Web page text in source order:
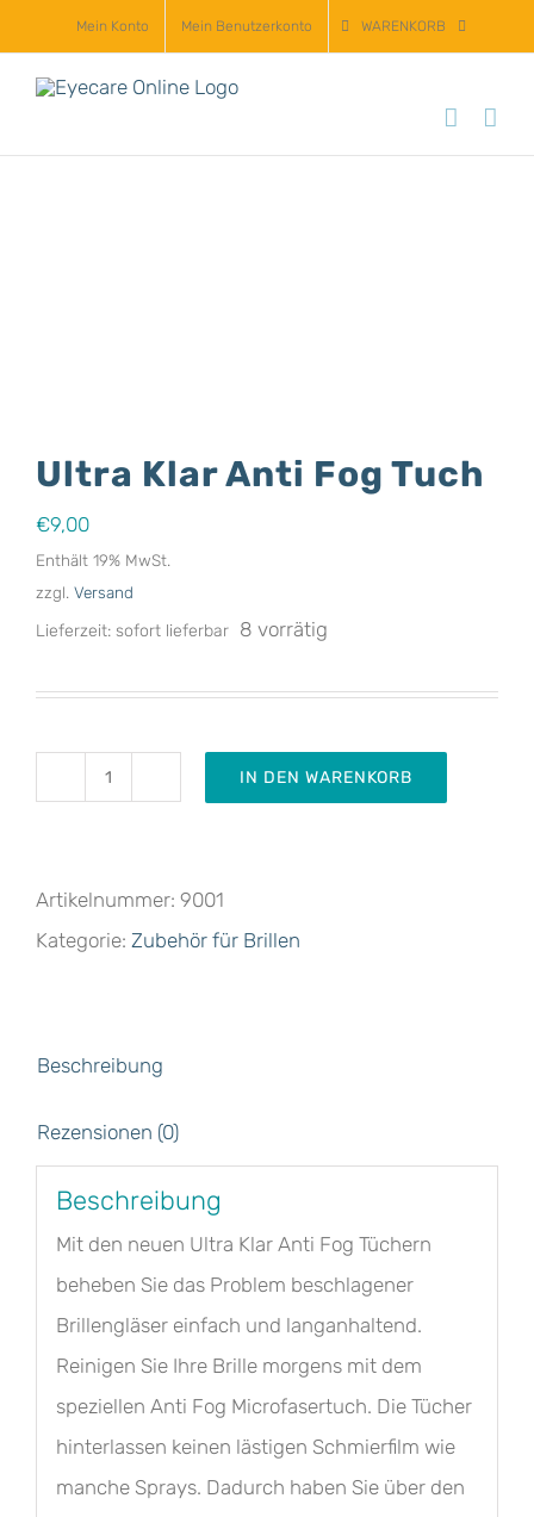
Inhalt
springen
Mein Konto Mein Benutzerkonto WARENKORB
Ultra Klar Anti Fog Tuch
€9,00
Enthält 19% MwSt.
zzgl. Versand
Lieferzeit: sofort lieferbar 8 vorrätig
Ultra
IN DEN WARENKORB
Artikelnummer: 9001
Kategorie: Zubehör für Brillen
Beschreibung
Rezensionen (0)
Beschreibung
Mit den neuen Ultra Klar Anti Fog Tüchern
beheben Sie das Problem beschlagener
Brillengläser einfach und langanhaltend.
Reinigen Sie Ihre Brille morgens mit dem
speziellen Anti Fog Microfasertuch. Die Tücher
hinterlassen keinen lästigen Schmierfilm wie
manche Sprays. Dadurch haben Sie über den